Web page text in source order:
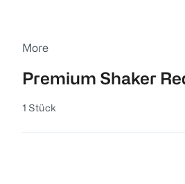
More
Premium Shaker
1 Stück